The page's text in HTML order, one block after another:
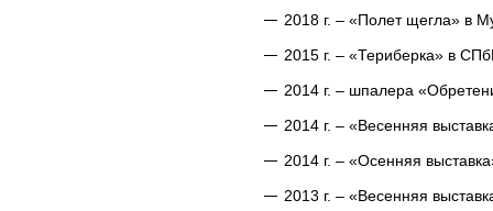
2018 г. – «Полет щегла» в
2015 г. – «Териберка» в
2014 г. – шпалера
2014 г. – «Весенняя
2014 г. – «Осенняя
2013 г. – «Весенняя